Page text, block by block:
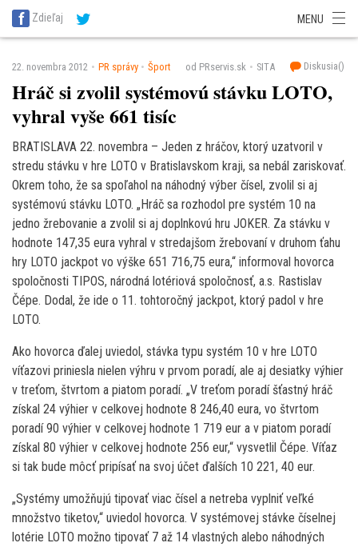
SITA Energetika
SITA Potravinárstvo
Zdieľaj MENU
22. novembra 2012 PR správy Šport od PRservis.sk SITA Diskusia()
Hráč si zvolil systémovú stávku LOTO,
vyhral vyše 661 tisíc
BRATISLAVA 22. novembra – Jeden z hráčov, ktorý uzatvoril v
stredu stávku v hre LOTO v Bratislavskom kraji, sa nebál zariskovať.
Okrem toho, že sa spoľahol na náhodný výber čísel, zvolil si aj
systémovú stávku LOTO. „Hráč sa rozhodol pre systém 10 na
jedno žrebovanie a zvolil si aj doplnkovú hru JOKER. Za stávku v
hodnote 147,35 eura vyhral v stredajšom žrebovaní v druhom ťahu
hry LOTO jackpot vo výške 651 716,75 eura,“ informoval hovorca
spoločnosti TIPOS, národná lotériová spoločnosť, a.s. Rastislav
Čépe. Dodal, že ide o 11. tohtoročný jackpot, ktorý padol v hre
LOTO.
Ako hovorca ďalej uviedol, stávka typu systém 10 v hre LOTO
víťazovi priniesla nielen výhru v prvom poradí, ale aj desiatky výhier
v treťom, štvrtom a piatom poradí. „V treťom poradí šťastný hráč
získal 24 výhier v celkovej hodnote 8 246,40 eura, vo štvrtom
poradí 90 výhier v celkovej hodnote 1 719 eur a v piatom poradí
získal 80 výhier v celkovej hodnote 256 eur,“ vysvetlil Čépe. Víťaz
si tak bude môcť pripísať na svoj účet ďalších 10 221, 40 eur.
„Systémy umožňujú tipovať viac čísel a netreba vyplniť veľké
množstvo tiketov,“ uviedol hovorca. V systémovej stávke číselnej
lotérie LOTO možno tipovať 7 až 14 vlastných alebo náhodných